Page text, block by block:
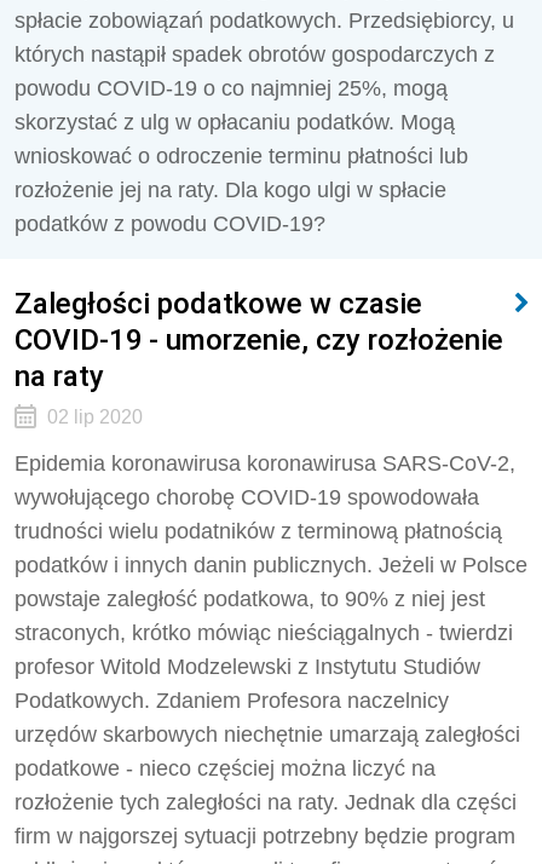
spłacie zobowiązań podatkowych. Przedsiębiorcy, u
których nastąpił spadek obrotów gospodarczych z
powodu COVID-19 o co najmniej 25%, mogą
skorzystać z ulg w opłacaniu podatków. Mogą
wnioskować o odroczenie terminu płatności lub
rozłożenie jej na raty. Dla kogo ulgi w spłacie
podatków z powodu COVID-19?
Zaległości podatkowe w czasie
COVID-19 - umorzenie, czy rozłożenie
na raty
02 lip 2020
Epidemia koronawirusa koronawirusa SARS-CoV-2,
wywołującego chorobę COVID-19 spowodowała
trudności wielu podatników z terminową płatnością
podatków i innych danin publicznych. Jeżeli w Polsce
powstaje zaległość podatkowa, to 90% z niej jest
straconych, krótko mówiąc nieściągalnych - twierdzi
profesor Witold Modzelewski z Instytutu Studiów
Podatkowych. Zdaniem Profesora naczelnicy
urzędów skarbowych niechętnie umarzają zaległości
podatkowe - nieco częściej można liczyć na
rozłożenie tych zaległości na raty. Jednak dla części
firm w najgorszej sytuacji potrzebny będzie program